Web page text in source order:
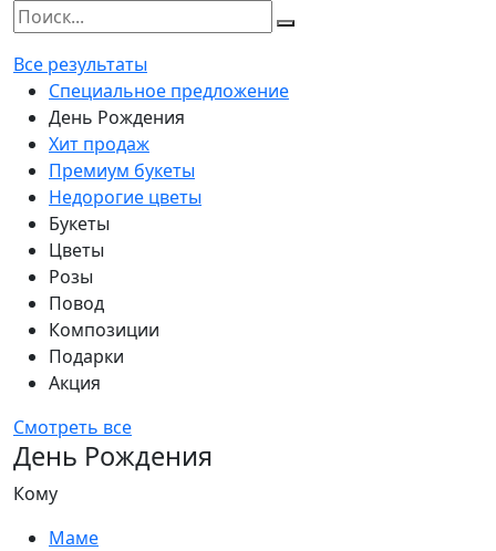
Все результаты
Специальное предложение
День Рождения
Хит продаж
Премиум букеты
Недорогие цветы
Букеты
Цветы
Розы
Повод
Композиции
Подарки
Акция
Смотреть все
День Рождения
Кому
Маме